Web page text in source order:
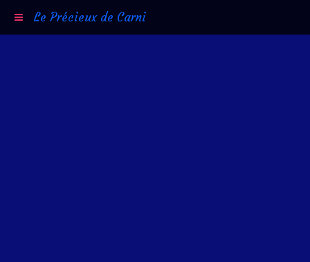
Le Précieux de Carni